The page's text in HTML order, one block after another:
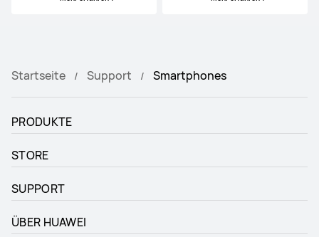
Startseite Support Smartphones
PRODUKTE
STORE
SUPPORT
ÜBER HUAWEI